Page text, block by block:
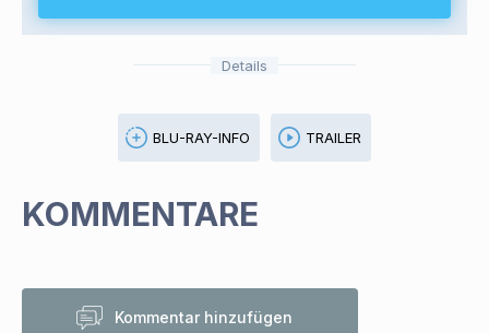
Details
BLU-RAY-INFO TRAILER
KOMMENTARE
Kommentar hinzufügen